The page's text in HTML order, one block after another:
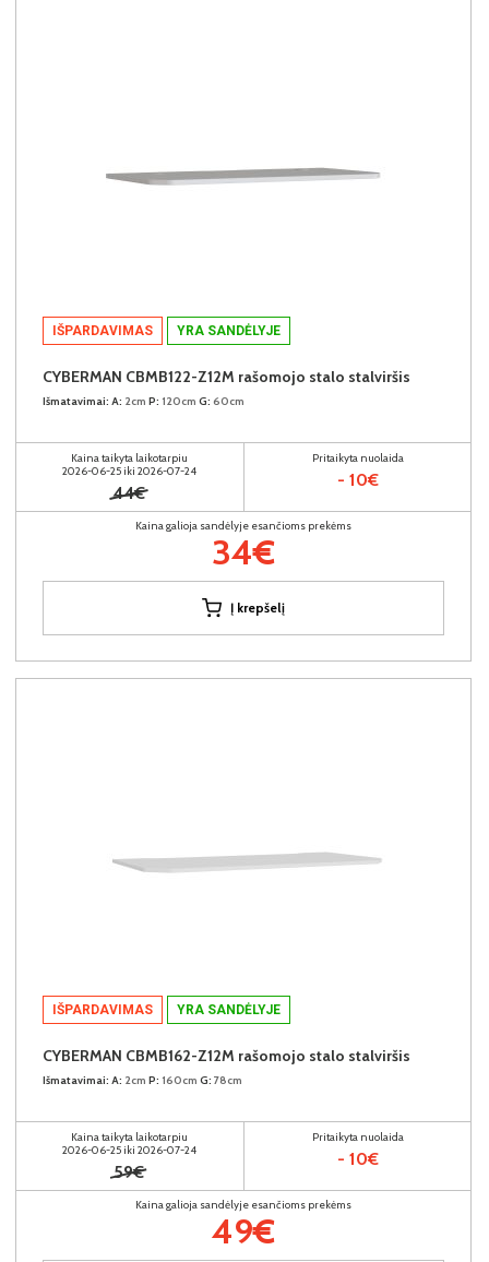
IŠPARDAVIMAS YRA SANDĖLYJE
CYBERMAN CBMB122-Z12M rašomojo stalo stalviršis
Išmatavimai: A: 2cm P: 120cm G: 60cm
Kaina taikyta laikotarpiu
2026-06-25 iki 2026-07-24
44€
Pritaikyta nuolaida
- 10€
Kaina galioja sandėlyje esančioms prekėms
34€
Į krepšelį
IŠPARDAVIMAS YRA SANDĖLYJE
CYBERMAN CBMB162-Z12M rašomojo stalo stalviršis
Išmatavimai: A: 2cm P: 160cm G: 78cm
Kaina taikyta laikotarpiu
2026-06-25 iki 2026-07-24
59€
Pritaikyta nuolaida
- 10€
Kaina galioja sandėlyje esančioms prekėms
49€